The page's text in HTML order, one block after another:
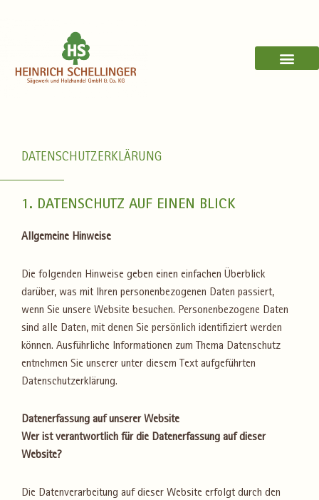
DATENSCHUTZERKLÄRUNG
1. DATENSCHUTZ AUF EINEN BLICK
Allgemeine Hinweise
Die folgenden Hinweise geben einen einfachen Überblick
darüber, was mit Ihren personenbezogenen Daten passiert,
wenn Sie unsere Website besuchen. Personenbezogene Daten
sind alle Daten, mit denen Sie persönlich identifiziert werden
können. Ausführliche Informationen zum Thema Datenschutz
entnehmen Sie unserer unter diesem Text aufgeführten
Datenschutzerklärung.
Datenerfassung auf unserer Website
Wer ist verantwortlich für die Datenerfassung auf dieser
Website?
Die Datenverarbeitung auf dieser Website erfolgt durch den